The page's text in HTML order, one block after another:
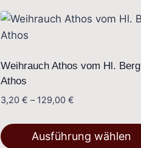
Weihrauch Athos vom Hl. Berg
Athos
3,20 € – 129,00 €Preisspanne:
bis
129,00 €
Ausführung wählen